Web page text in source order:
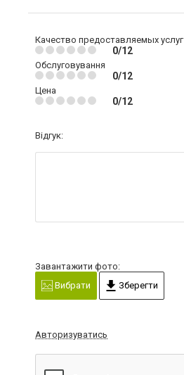
Качество предоставляемых услуг
0/12
Обслуговування
0/12
Цена
0/12
Відгук:
Завантажити фото:
Вибрати
Зберегти
Авторизуватись